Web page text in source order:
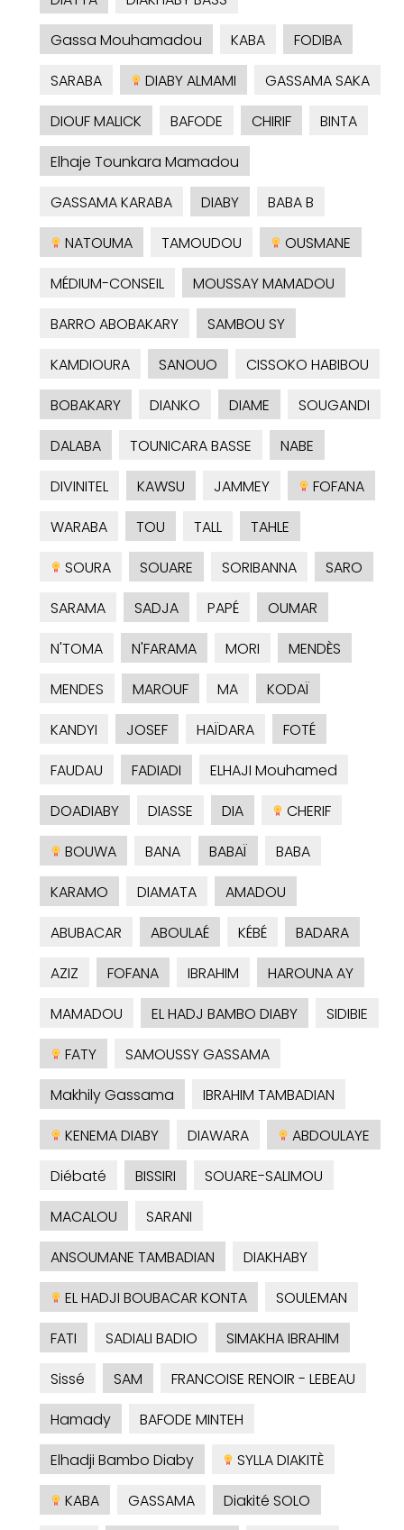
Gassa Mouhamadou
KABA
FODIBA
SARABA
DIABY ALMAMI
GASSAMA SAKA
DIOUF MALICK
BAFODE CHIRIF
BINTA
Elhaje Tounkara Mamadou
GASSAMA KARABA
DIABY
BABA B
NATOUMA
TAMOUDOU
OUSMANE
MÉDIUM-CONSEIL
MOUSSAY MAMADOU
BARRO ABOBAKARY
SAMBOU SY
KAMDIOURA
SANOUO
CISSOKO HABIBOU
BOBAKARY
DIANKO DIAME
SOUGANDI
DALABA
TOUNICARA BASSE
NABE
DIVINITEL
KAWSU JAMMEY
FOFANA
WARABA
TOU TALL
TAHLE
SOURA
SOUARE SORIBANNA
SARO
SARAMA
SADJA PAPÉ
OUMAR
N'TOMA
N'FARAMA MORI
MENDÈS
MENDES
MAROUF MA
KODAÏ
KANDYI
JOSEF HAÏDARA
FOTÉ
FAUDAU
FADIADI
ELHAJI Mouhamed
DOADIABY
DIASSE DIA
CHERIF
BOUWA
BANA BABAÏ
BABA
KARAMO
DIAMATA
AMADOU
ABUBACAR
ABOULAÉ KÉBÉ
BADARA
AZIZ
FOFANA IBRAHIM
HAROUNA AY
MAMADOU
EL HADJ BAMBO DIABY
SIDIBIE
FATY
SAMOUSSY GASSAMA
Makhily Gassama
IBRAHIM TAMBADIAN
KENEMA DIABY
DIAWARA
ABDOULAYE
Diébaté
BISSIRI
SOUARE-SALIMOU
MACALOU
SARANI
ANSOUMANE TAMBADIAN
DIAKHABY
EL HADJI BOUBACAR KONTA
SOULEMAN
FATI
SADIALI BADIO
SIMAKHA IBRAHIM
Sissé
SAM
FRANCOISE RENOIR - LEBEAU
Hamady
BAFODE MINTEH
Elhadji Bambo Diaby
SYLLA DIAKITÈ
KABA
GASSAMA
Diakité SOLO